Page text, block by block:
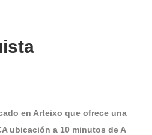
en Arteixo que ofrece una
ubicación a 10 minutos de A